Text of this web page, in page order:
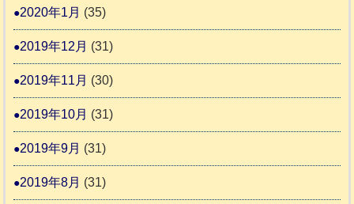
2020年1月 (35)
2019年12月 (31)
2019年11月 (30)
2019年10月 (31)
2019年9月 (31)
2019年8月 (31)